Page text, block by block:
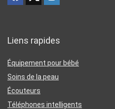
Liens rapides
Équipement pour bébé
Soins de la peau
Écouteurs
Téléphones intelligents